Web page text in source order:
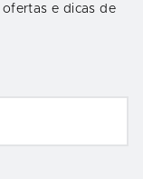
ofertas e dicas de